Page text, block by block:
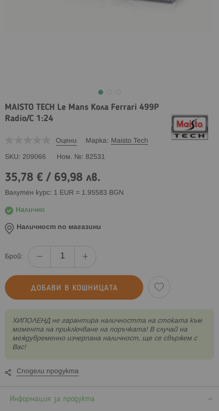
MAISTO TECH Le Mans Кола Ferrari 499P
Radio/C 1:24
Оцени Марка Maisto Tech
SKU 209066 Ном. № 82531
35,78 € / 69,98 лв.
Валутен курс: 1 EUR = 1.95583 BGN
Налично
Наличност по магазини
Брой:
ДОБАВИ В КОШНИЦАТА
XИПОЛЕНД не гарантира наличността на стоката към
момента на приключване на поръчката! В случай на
междувременно изчерпана наличност, ще се свържем с
Вас!
Сподели продукта
Информация за продукта